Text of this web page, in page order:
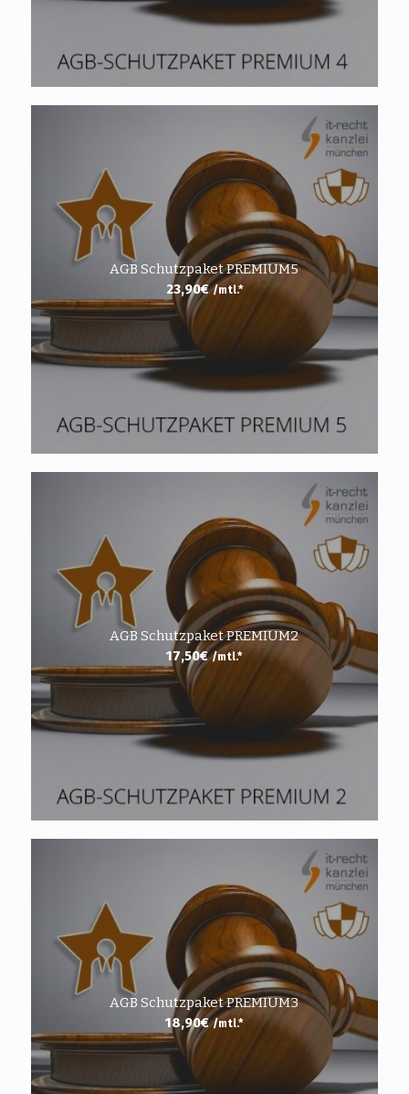
AGB Schutzpaket PREMIUM5
23,90€ /mtl.*
AGB Schutzpaket PREMIUM2
17,50€ /mtl.*
AGB Schutzpaket PREMIUM3
18,90€ /mtl.*